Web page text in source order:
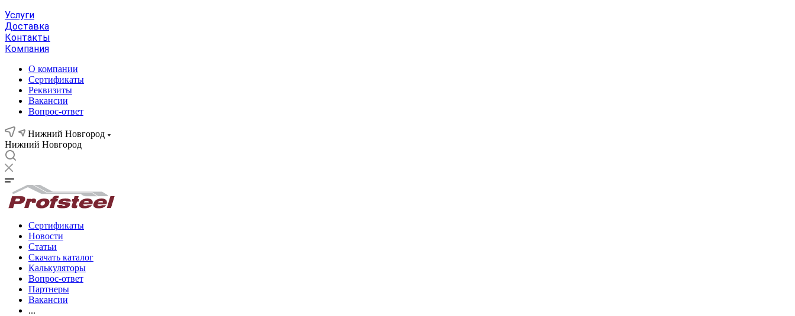
Услуги
Доставка
Контакты
Компания
О компании
Сертификаты
Реквизиты
Вакансии
Вопрос-ответ
Нижний Новгород
Нижний Новгород
Сертификаты
Новости
Статьи
Скачать каталог
Калькуляторы
Вопрос-ответ
Партнеры
Вакансии
...